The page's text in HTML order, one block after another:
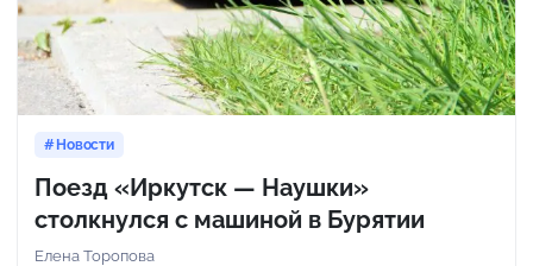
Новости
Поезд «Иркутск — Наушки»
столкнулся с машиной в Бурятии
Елена Торопова